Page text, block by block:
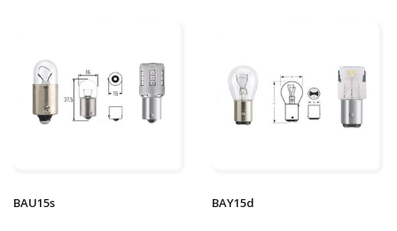
BAU15s BAY15d